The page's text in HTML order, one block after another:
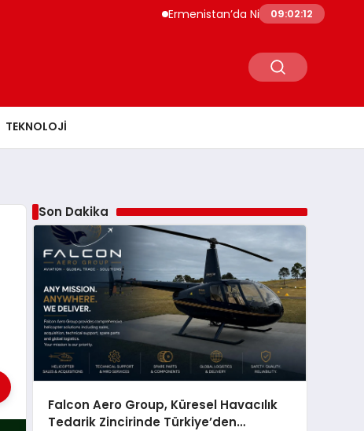
Ermenistan’da Nikol Paşinyan Hükümet
09:02:13
TEKNOLOJI
Son Dakika
Falcon Aero Group, Küresel Havacılık
Tedarik Zincirinde Türkiye’den